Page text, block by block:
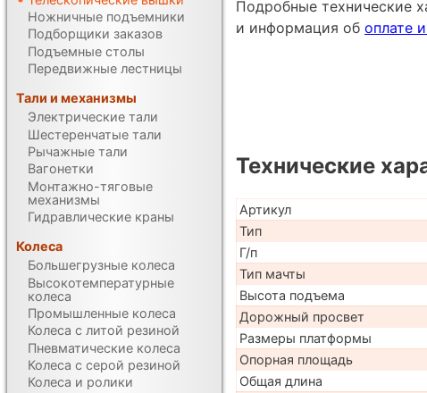
Подробные технические
и информация об оплате
Технические
Артикул
Тип
Г/п
Тип мачты
Высота подъема
Дорожный просвет
Размеры платформы
Опорная площадь
Общая длина
Ножничные подъемники
Подборщики заказов
Подъемные столы
Передвижные лестницы
Тали и механизмы
Электрические тали
Шестеренчатые тали
Рычажные тали
Вагонетки
Монтажно-тяговые
механизмы
Гидравлические краны
Колеса
Большегрузные колеса
Высокотемпературные
колеса
Промышленные колеса
Колеса с литой резиной
Пневматические колеса
Колеса с серой резиной
Колеса и ролики